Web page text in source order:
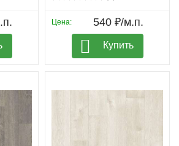
Цена: 540 ₽/м.п.
Купить